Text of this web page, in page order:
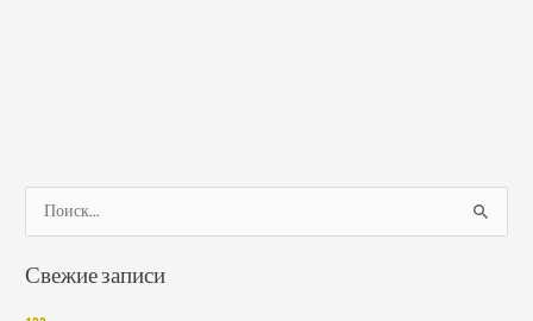
и
Свежие записи